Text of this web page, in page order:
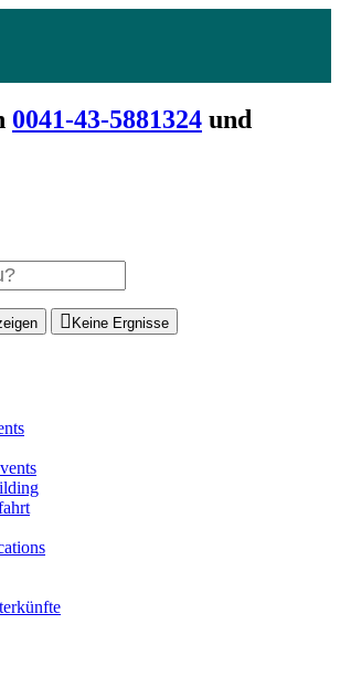
0041-43-5881324 und
Keine Ergnisse